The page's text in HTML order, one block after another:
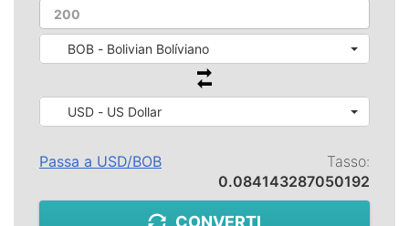
BOB - Bolivian Bolíviano
USD - US Dollar
Passa a USD/BOB
Tasso:
0.084143287050192
CONVERTI